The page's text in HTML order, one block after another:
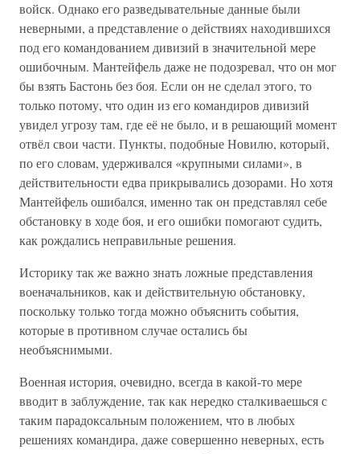
войск. Однако его разведывательные данные были
неверными, а представление о действиях находившихся
под его командованием дивизий в значительной мере
ошибочным. Мантейфель даже не подозревал, что он мог
бы взять Бастонь без боя. Если он не сделал этого, то
только потому, что один из его командиров дивизий
увидел угрозу там, где её не было, и в решающий момент
отвёл свои части. Пункты, подобные Новилю, который,
по его словам, удерживался «крупными силами», в
действительности едва прикрывались дозорами. Но хотя
Мантейфель ошибался, именно так он представлял себе
обстановку в ходе боя, и его ошибки помогают судить,
как рождались неправильные решения.
Историку так же важно знать ложные представления
военачальников, как и действительную обстановку,
поскольку только тогда можно объяснить события,
которые в противном случае остались бы
необъяснимыми.
Военная история, очевидно, всегда в какой-то мере
вводит в заблуждение, так как нередко сталкиваешься с
таким парадоксальным положением, что в любых
решениях командира, даже совершенно неверных, есть